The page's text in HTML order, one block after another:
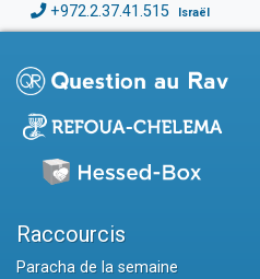
+972.2.37.41.515 Israël
Raccourcis
Paracha de la semaine